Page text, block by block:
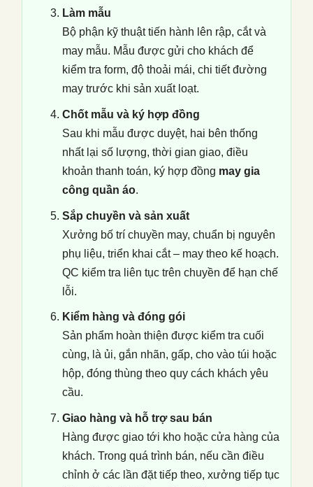
Làm mẫu
Bộ phận kỹ thuật tiến hành lên rập, cắt và
may mẫu. Mẫu được gửi cho khách để
kiểm tra form, độ thoải mái, chi tiết đường
may trước khi sản xuất loạt.
Chốt mẫu và ký hợp đồng
Sau khi mẫu được duyệt, hai bên thống
nhất lại số lượng, thời gian giao, điều
khoản thanh toán, ký hợp đồng may gia
công quần áo.
Sắp chuyền và sản xuất
Xưởng bố trí chuyền may, chuẩn bị nguyên
phụ liệu, triển khai cắt – may theo kế hoạch.
QC kiểm tra liên tục trên chuyền để hạn chế
lỗi.
Kiểm hàng và đóng gói
Sản phẩm hoàn thiện được kiểm tra cuối
cùng, là ủi, gắn nhãn, gấp, cho vào túi hoặc
hộp, đóng thùng theo quy cách khách yêu
cầu.
Giao hàng và hỗ trợ sau bán
Hàng được giao tới kho hoặc cửa hàng của
khách. Trong quá trình bán, nếu cần điều
chỉnh ở các lần đặt tiếp theo, xưởng tiếp tục